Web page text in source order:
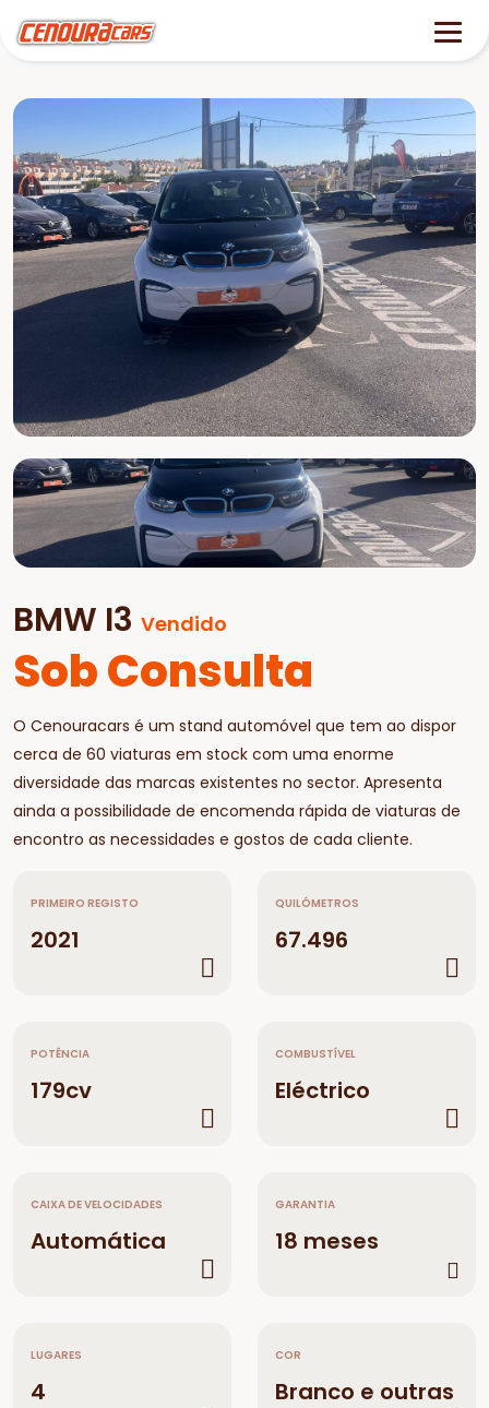
BMW I3 Vendido
Sob Consulta
O Cenouracars é um stand automóvel que tem ao dispor
cerca de 60 viaturas em stock com uma enorme
diversidade das marcas existentes no sector. Apresenta
ainda a possibilidade de encomenda rápida de viaturas de
encontro as necessidades e gostos de cada cliente.
PRIMEIRO REGISTO
2021
QUILÓMETROS
67.496
POTÊNCIA
179cv
COMBUSTÍVEL
Eléctrico
CAIXA DE VELOCIDADES
Automática
GARANTIA
18 meses
LUGARES
4
COR
Branco e outras